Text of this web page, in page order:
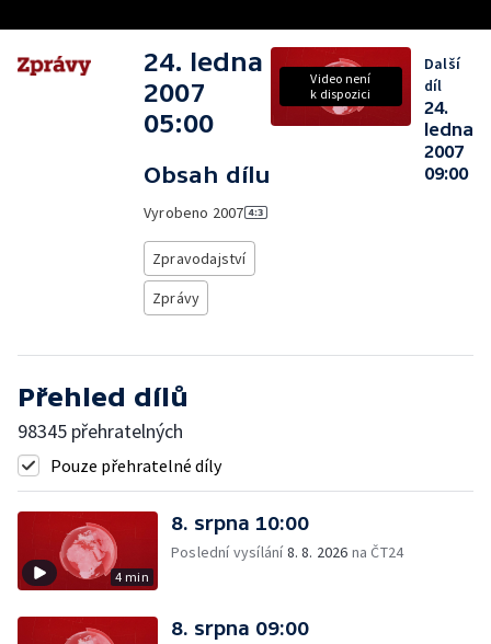
24. ledna
2007
05:00
Obsah dílu
Vyrobeno 2007
Zpravodajství
Zprávy
Video není
k dispozici
Další
díl
24.
ledna
2007
09:00
Přehled dílů
98345 přehratelných
Pouze přehratelné díly
4 min
8. srpna 10:00
Poslední vysílání8. 8. 2026 na ČT24
8. srpna 09:00